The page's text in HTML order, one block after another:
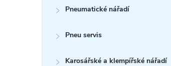
Pneumatické nářadí
Pneu servis
Karosářské a klempířské nářadí